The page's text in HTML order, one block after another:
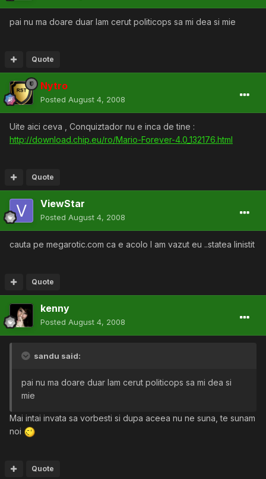
pai nu ma doare duar lam cerut politicops sa mi dea si mie
Quote
Nytro
Posted August 4, 2008
Uite aici ceva , Conquiztador nu e inca de tine :
http://download.chip.eu/ro/Mario-Forever-4.0_132176.html
Quote
ViewStar
Posted August 4, 2008
cauta pe megarotic.com ca e acolo l am vazut eu ..statea linistit
Quote
kenny
Posted August 4, 2008
sandu said:
pai nu ma doare duar lam cerut politicops sa mi dea si
mie
Mai intai invata sa vorbesti si dupa aceea nu ne suna, te sunam
noi
Quote